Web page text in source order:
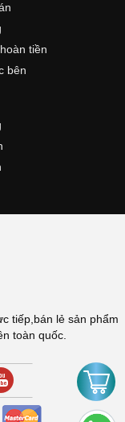
tiền
bên
tiếp,bán lẻ sản phẩm
toàn quốc.